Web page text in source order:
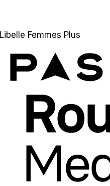
Libelle Femmes Plus